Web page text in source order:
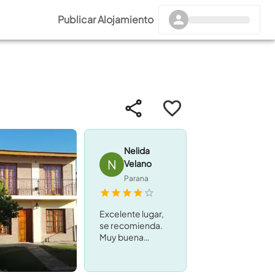
Publicar Alojamiento
N
Nelida
Velano
Parana
Excelente lugar,
se recomienda.
Muy buena
parte de los